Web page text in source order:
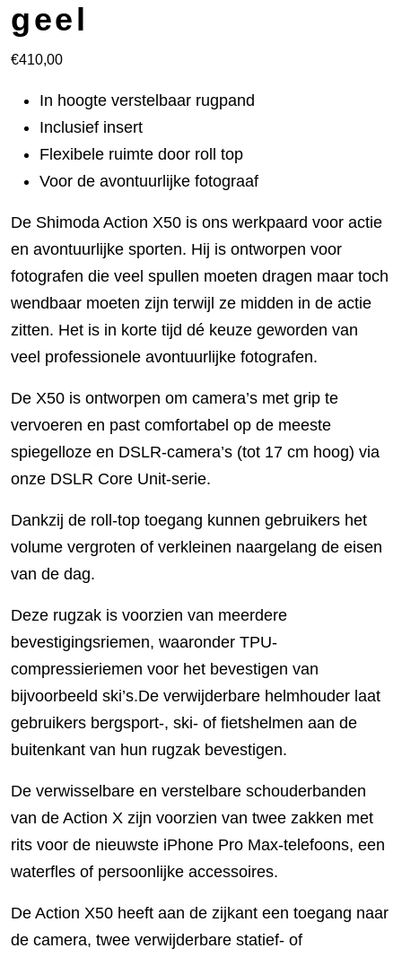
geel
€410,00
In hoogte verstelbaar rugpand
Inclusief insert
Flexibele ruimte door roll top
Voor de avontuurlijke fotograaf
De Shimoda Action X50 is ons werkpaard voor actie
en avontuurlijke sporten. Hij is ontworpen voor
fotografen die veel spullen moeten dragen maar toch
wendbaar moeten zijn terwijl ze midden in de actie
zitten. Het is in korte tijd dé keuze geworden van
veel professionele avontuurlijke fotografen.
De X50 is ontworpen om camera’s met grip te
vervoeren en past comfortabel op de meeste
spiegelloze en DSLR-camera’s (tot 17 cm hoog) via
onze DSLR Core Unit-serie.
Dankzij de roll-top toegang kunnen gebruikers het
volume vergroten of verkleinen naargelang de eisen
van de dag.
Deze rugzak is voorzien van meerdere
bevestigingsriemen, waaronder TPU-
compressieriemen voor het bevestigen van
bijvoorbeeld ski’s.De verwijderbare helmhouder laat
gebruikers bergsport-, ski- of fietshelmen aan de
buitenkant van hun rugzak bevestigen.
De verwisselbare en verstelbare schouderbanden
van de Action X zijn voorzien van twee zakken met
rits voor de nieuwste iPhone Pro Max-telefoons, een
waterfles of persoonlijke accessoires.
De Action X50 heeft aan de zijkant een toegang naar
de camera, twee verwijderbare statief- of